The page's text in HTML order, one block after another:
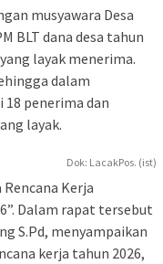
musyawara Desa
BLT dana desa tahun
layak menerima.
dalam
penerima dan
layak.
Dok: LacakPos. (ist)
Kerja
Dalam rapat tersebut
S.Pd, menyampaikan
kerja tahun 2026,